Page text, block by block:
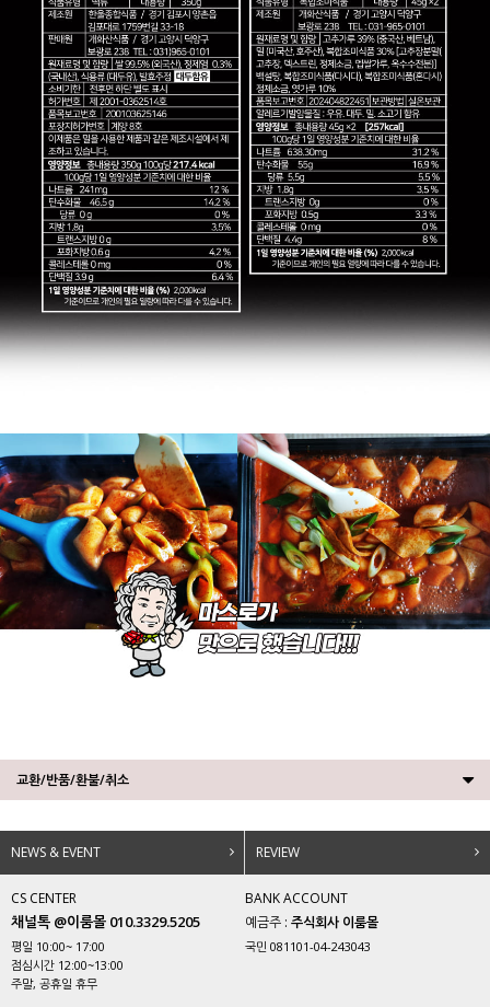
교환/반품/환불/취소
NEWS & EVENT REVIEW
CS CENTER
채널톡 @이룸몰 010.3329.5205
평일 10:00~ 17:00
점심시간 12:00~13:00
주말, 공휴일 휴무
BANK ACCOUNT
예금주 : 주식회사 이룸몰
국민 081101-04-243043